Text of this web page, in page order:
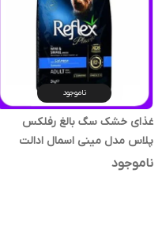
ناموجود
غذای خشک سگ بالغ رفلکس
پلاس مدل مینی اسمال ادالت
طعم ماهی وزن 3 کیلوگرم
ناموجود